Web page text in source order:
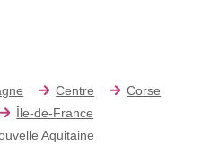
Centre
Corse
Île-de-France
Aquitaine